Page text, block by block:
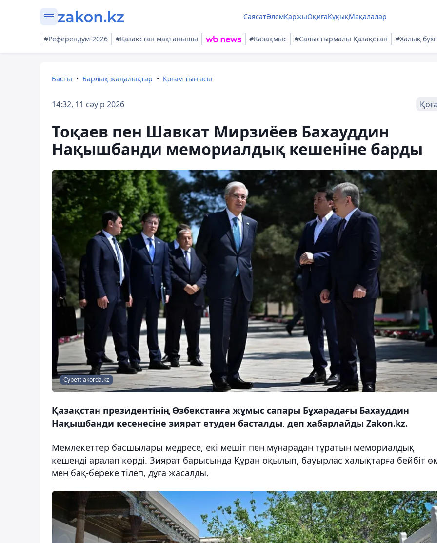
СаясатӘлемҚаржыОқиғаҚұқықМақалалар
#Референдум-2026 #Қазақстан мақтанышы #Қазақмыс #Салыстырмалы Қазақстан #Халық
Басты Барлық жаңалықтар Қоғам тынысы
14:32, 11 сәуір 2026
Тоқаев пен Шавкат Мирзиёев Бахауддин
Нақышбанди мемориалдық кешеніне барды
Сурет: akorda.kz
Қазақстан президентінің Өзбекстанға жұмыс сапары Бұхарадағы Бахауддин
Нақышбанди кесенесіне зиярат етуден басталды, деп хабарлайды Zakon.kz.
Мемлекеттер басшылары медресе, екі мешіт пен мұнарадан тұратын мемориалдық
кешенді аралап көрді. Зиярат барысында Құран оқылып, бауырлас халықтарға бейбіт
мен бақ-береке тілеп, дұға жасалды.